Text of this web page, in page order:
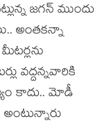
జ‌గ‌న్ ముందు
అంతక‌న్నా
వ‌ద్ద‌న్న‌వారికి
కాదు.. మోడీ
అంటున్నారు